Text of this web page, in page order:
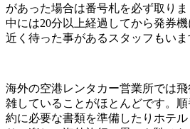
があった場合は番号札を必ず取り
中には20分以上経過してから発券
近く待った事があるスタッフもいま
海外の空港レンタカー営業所では
雑していることがほとんどです。
約に必要な書類を準備したりホテ